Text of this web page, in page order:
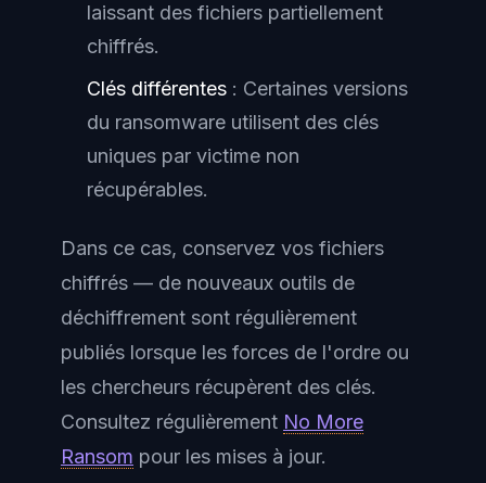
laissant des fichiers partiellement
chiffrés.
Clés différentes : Certaines versions
du ransomware utilisent des clés
uniques par victime non
récupérables.
Dans ce cas, conservez vos fichiers
chiffrés — de nouveaux outils de
déchiffrement sont régulièrement
publiés lorsque les forces de l'ordre ou
les chercheurs récupèrent des clés.
Consultez régulièrement No More
Ransom pour les mises à jour.